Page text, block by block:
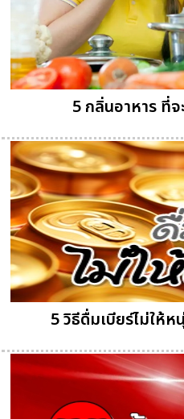
5 กลิ่นอาหาร ที่
5 วิธีดื่มเบียร์ไม่ให้